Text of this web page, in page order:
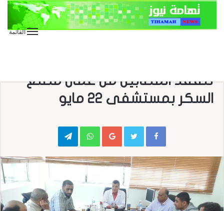
القائمة
تتفقد المصابين من عمال مصنع
السكر بمستشفى 22 مايو
Google+
WhatsApp
Telegram